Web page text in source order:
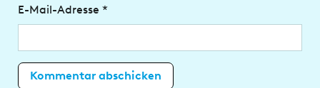
E-Mail-Adresse *